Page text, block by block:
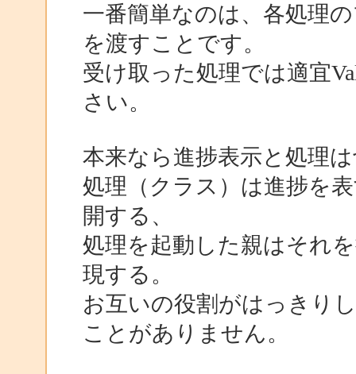
一番簡単なのは、各処理
を渡すことです。
受け取った処理では適宜
さい。
本来なら進捗表示と処理
処理（クラス）は進捗を
開する、
処理を起動した親はそれ
現する。
お互いの役割がはっきり
ことがありません。